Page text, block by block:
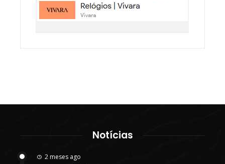
Notícias
2 meses ago